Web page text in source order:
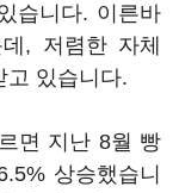
습니다. 이른바
, 저렴한 자체
고 있습니다.
면 지난 8월 빵
상승했습니